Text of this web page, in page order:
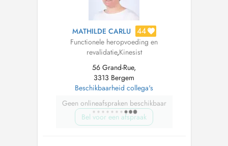
MATHILDE CARLU 44
Functionele heropvoeding en
revalidatie,Kinesist
56 Grand-Rue,
3313 Bergem
Beschikbaarheid collega's
Geen onlineafspraken beschikbaar
Bel voor een afspraak